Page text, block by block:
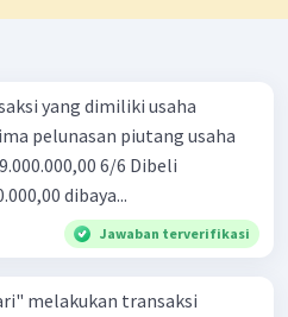
yang dimiliki usaha
6/6 Dibeli
dibaya...
Jawaban terverifikasi
melakukan transaksi